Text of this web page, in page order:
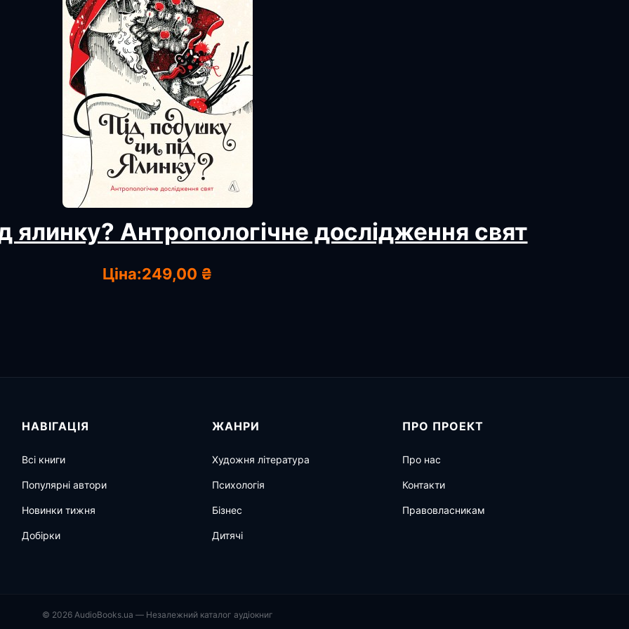
ялинку? Антропологічне дослідження свят
Ціна:249,00 ₴
НАВІГАЦІЯ
Всі книги
Популярні автори
Новинки тижня
Добірки
ЖАНРИ
Художня література
Психологія
Бізнес
Дитячі
ПРО ПРОЕКТ
Про нас
Контакти
Правовласникам
© 2026 AudioBooks.ua — Незалежний каталог аудіокниг